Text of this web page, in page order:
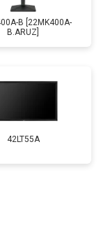
B [22MK400A-
B.ARUZ]
42LT55A